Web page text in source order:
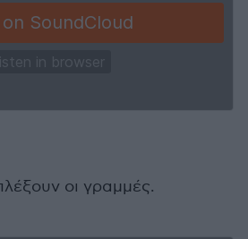
οι γραμμές.